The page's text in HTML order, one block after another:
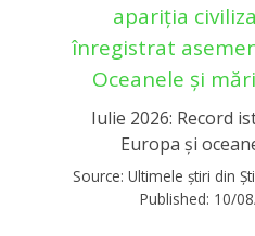
apariția
înregistrat
Oceanele și
Iulie 2026: Record
Europa și
Source: Ultimele știri din
Published: 10/